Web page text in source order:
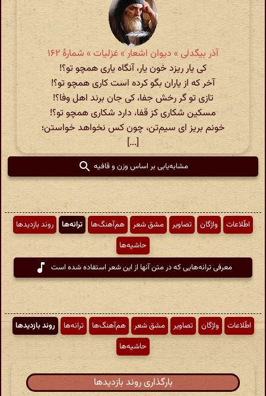
آذر بیگدلی » دیوان اشعار » غزلیات » شمارهٔ ۱۶۲
کی یار ریزد خون یار، آنگاه یاری همچو تو؟!
آخر که از یاران بگو کرده است کاری همچو تو؟!
تازی تو گر رخش جفا، کی جان برند اهل وفا؟!
مسکین شکاری کز قفا، دارد شکاری همچو تو؟!
خونم بریز ای سیم‌تن، چون کس نخواهد خواستن؛
[...]
مشابه‌یابی بر اساس وزن و قافیه
اطّلاعات واژگان تصاویر مشق شعر هم‌آهنگ‌ها ترانه‌ها
روند بازدیدها
حاشیه‌ها
معرفی ترانه‌هایی که در متن آنها از این شعر استفاده شده است
اطّلاعات واژگان تصاویر مشق شعر هم‌آهنگ‌ها ترانه‌ها
روند بازدیدها
حاشیه‌ها
بارگذاری روند بازدیدها